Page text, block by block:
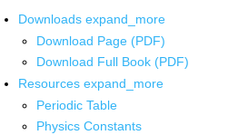
Downloads expand_more
Download Page (PDF)
Download Full Book (PDF)
Resources expand_more
Periodic Table
Physics Constants